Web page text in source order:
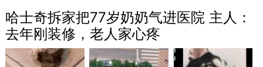
哈士奇拆家把77岁奶奶气进医院 主人：
去年刚装修，老人家心疼